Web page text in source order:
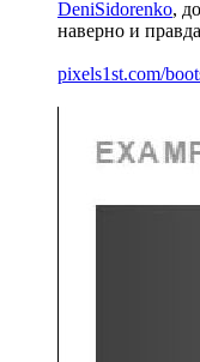
DeniSidorenko,
наверно и
pixels1st.com/